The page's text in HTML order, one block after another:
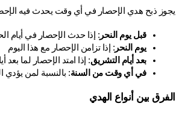
يجوز ذبح هدي الإحصار في أي وقت يحدث فيه
قبل يوم النحر : إذا حدث الإحصار في أيام
يوم النحر : إذا تزامن الإحصار مع هذا اليوم
بعد أيام التشريق: إذا امتد الإحصار لما بعد
في أي وقت من السنة: بالنسبة لمن يؤدي
الفرق بين أنواع الهدي